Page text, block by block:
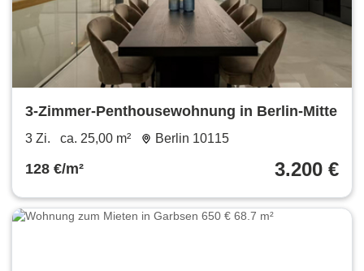
3-Zimmer-Penthousewohnung in Berlin-Mitte
3 Zi. ca. 25,00 m² Berlin 10115
128 €/m² 3.200 €